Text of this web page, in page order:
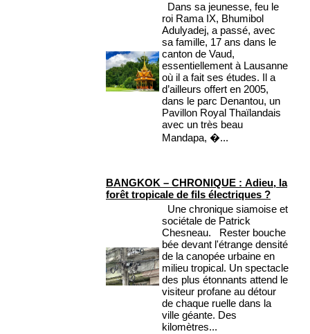
Dans sa jeunesse, feu le
roi Rama IX, Bhumibol
Adulyadej, a passé, avec
sa famille, 17 ans dans le
canton de Vaud,
essentiellement à Lausanne
où il a fait ses études. Il a
d’ailleurs offert en 2005,
dans le parc Denantou, un
Pavillon Royal Thaïlandais
avec un très beau
Mandapa, �...
BANGKOK – CHRONIQUE : Adieu, la
forêt tropicale de fils électriques ?
Une chronique siamoise et
sociétale de Patrick
Chesneau. Rester bouche
bée devant l'étrange densité
de la canopée urbaine en
milieu tropical. Un spectacle
des plus étonnants attend le
visiteur profane au détour
de chaque ruelle dans la
ville géante. Des
kilomètres...